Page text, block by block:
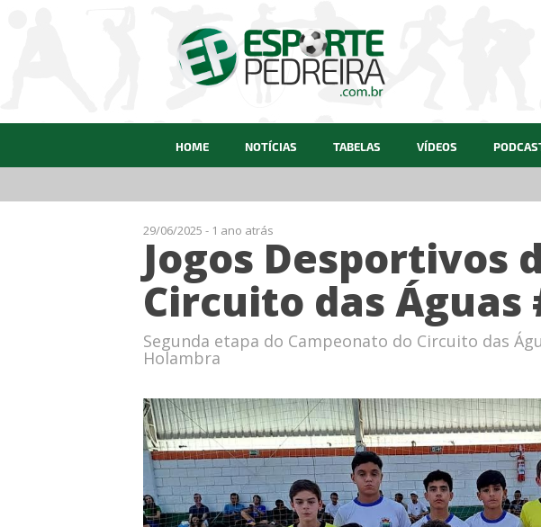
HOME NOTÍCIAS TABELAS VÍDEOS
29/06/2025 - 1 ano atrás
Jogos Desportivos
Circuito das Águas
Segunda etapa do Campeonato do Circuito das
Holambra